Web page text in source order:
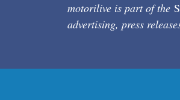
motorilive is part of the
advertising, press